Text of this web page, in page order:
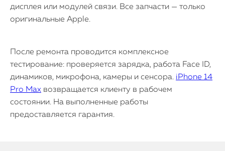
дисплея или модулей связи. Все запчасти — только
оригинальные Apple.
После ремонта проводится комплексное
тестирование: проверяется зарядка, работа Face ID,
динамиков, микрофона, камеры и сенсора. iPhone 14
Pro Max возвращается клиенту в рабочем
состоянии. На выполненные работы
предоставляется гарантия.